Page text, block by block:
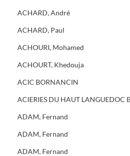
ACHARD, André
ACHARD, Paul
ACHOURI, Mohamed
ACHOURT, Khedouja
ACIC BORNANCIN
ACIERIES DU HAUT LANGUEDOC
ADAM, Fernand
ADAM, Fernand
ADAM, Fernand